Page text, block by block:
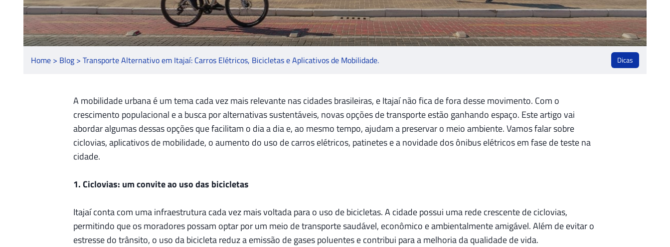
Home > Blog > Transporte Alternativo em Itajaí: Carros Elétricos, Bicicletas e Aplicativos de Mobilidade. Dicas
A mobilidade urbana é um tema cada vez mais relevante nas cidades brasileiras, e Itajaí não fica de fora desse movimento. Com o
crescimento populacional e a busca por alternativas sustentáveis, novas opções de transporte estão ganhando espaço. Este artigo vai
abordar algumas dessas opções que facilitam o dia a dia e, ao mesmo tempo, ajudam a preservar o meio ambiente. Vamos falar sobre
ciclovias, aplicativos de mobilidade, o aumento do uso de carros elétricos, patinetes e a novidade dos ônibus elétricos em fase de teste na
cidade.
1. Ciclovias: um convite ao uso das bicicletas
Itajaí conta com uma infraestrutura cada vez mais voltada para o uso de bicicletas. A cidade possui uma rede crescente de ciclovias,
permitindo que os moradores possam optar por um meio de transporte saudável, econômico e ambientalmente amigável. Além de evitar o
estresse do trânsito, o uso da bicicleta reduz a emissão de gases poluentes e contribui para a melhoria da qualidade de vida.